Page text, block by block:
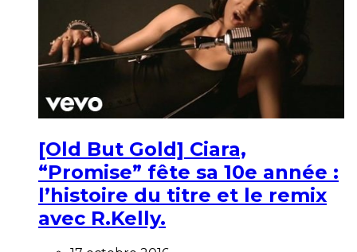
[Old But Gold] Ciara,
“Promise” fête sa 10e année :
l’histoire du titre et le remix
avec R.Kelly.